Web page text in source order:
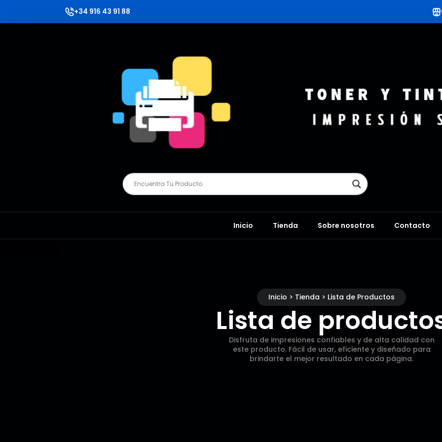
+34 916 43 91 88
Inicio Tienda Sobre nosotros Contacto
Inicio > Tienda > Lista de Productos
Lista de
Disfruta de impresiones confiables y de alta calidad con
este producto. Fácil de usar, eficiente y diseñado para
brindarte el mejor resultado en cada página.